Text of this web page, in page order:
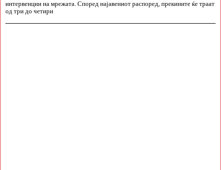
интервенции на мрежата. Според најавениот распоред, прекините ќе траат
од три до четири